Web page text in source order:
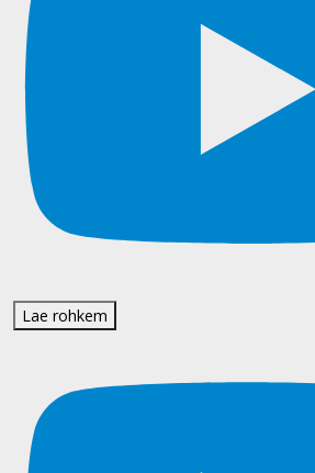
Lae rohkem